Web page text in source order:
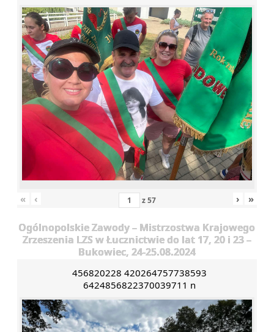
« ‹ z57 › »
Ogólnopolskie Zawody – Mistrzostwa Krajowego
Zrzeszenia LZS w Łucznictwie do lat 17, 20 i 23 –
Bukowiec, 24-25.08.2024
456820228 420264757738593
6424856822370039711 n